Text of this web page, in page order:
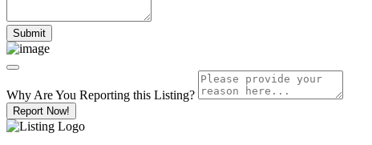
Why Are You Reporting this Listing?
Report Now!